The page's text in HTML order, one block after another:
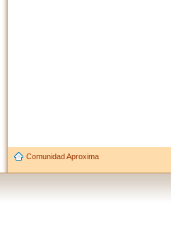
Comunidad Aproxima